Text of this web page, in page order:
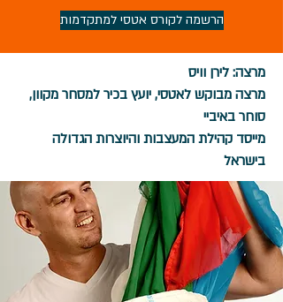
הרשמה לקורס אטסי למתקדמות
מרצה: לירן וויס
מרצה מבוקש לאטסי, יועץ בכיר למסחר מקוון,
סוחר באיביי
מייסד קהילת המעצבות והיוצרות הגדולה
בישראל